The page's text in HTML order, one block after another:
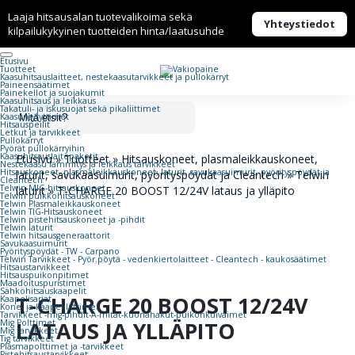
Laaja hitsausalan tuotevalikoima sekä
kilpailukykyinen tuotteiden hinta/laatusuhde
Yhteystiedot
Etusivu
Tuotteet
Kaasuhitsaus­laitteet, nestekaasu­tarvikkeet ja pullokärryt
Paineensäätimet
Painekellot ja suojakumit
Kaasuhitsaus ja leikkaus
Takatuli- ja iskusuojat sekä pikaliittimet
Kaasunsytyttimet
Hitsauspeilit
Letkut ja tarvikkeet
Pullokärryt
Pyörät pullokärryihin
Kaasuhitsauslaitepaketit
Nestekaasu lämmitys ja leikkaus tarvikkeet
Hitsauskoneet, plasmaleikkauskoneet, laturit, savukaasuimurit, pyörityspöydät ja
Cleantech
Telwin MIG-hitsauskoneet
Telwin puikkohitsauskoneet
Telwin Plasmaleikkauskoneet
Telwin TIG-Hitsauskoneet
Telwin pistehitsauskoneet ja -pihdit
Telwin laturit
Telwin hitsausgeneraattorit
Savukaasuimurit
Pyörityspöydät - TW - Carpano
Telwin Tarvikkeet - Pyör.pöytä - vedenkiertolaitteet - Cleantech - kaukosäätimet
Hitsaustarvikkeet
Hitsauspuikonpitimet
Maadoituspuristimet
Sähköhitsauskaapelit
Kaapelisarjat
Kone- ja kaapeliliittimet
Tarvikkeet -mig-pihdit-A-mitat-kuonahakut-puikonkuivaimet
Mig Polttimet
Mig tarvikkeet
Tig tarvikkeet
Plasmapolttimet ja -tarvikkeet
Etusivu»Tuotteet»Hitsauskoneet, plasmaleikkauskoneet,
laturit, savukaasuimurit, pyörityspöydät ja Cleantech»Telwin
laturit»T-CHARGE 20 BOOST 12/24V lataus ja ylläpito
T-CHARGE 20 BOOST 12/24V
LATAUS JA YLLÄPITO